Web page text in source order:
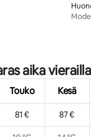
aika
Touko Kesä
81 € 87 €